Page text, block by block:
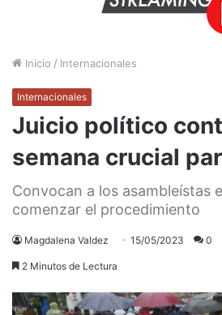
Inicio / Internacionales
Internacionales
Juicio político
semana crucial
Convocan a los asambleístas
comenzar el procedimiento
Magdalena Valdez 15/05/2023 0
2 Minutos de Lectura